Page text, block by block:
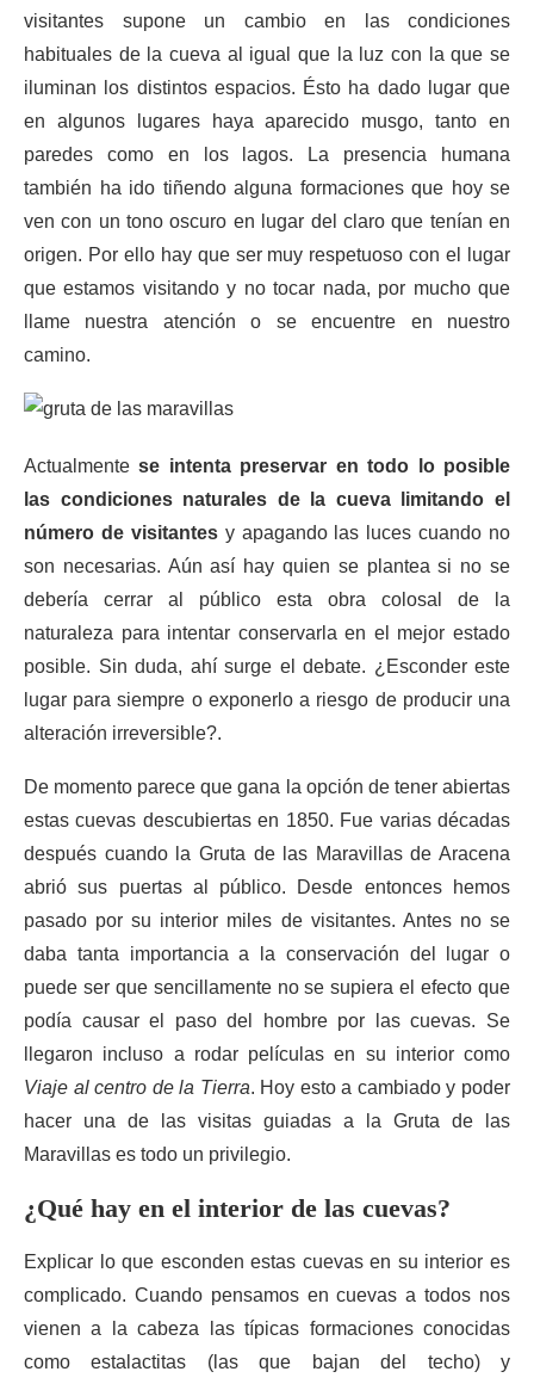
visitantes supone un cambio en las condiciones
habituales de la cueva al igual que la luz con la que se
iluminan los distintos espacios. Ésto ha dado lugar que
en algunos lugares haya aparecido musgo, tanto en
paredes como en los lagos. La presencia humana
también ha ido tiñendo alguna formaciones que hoy se
ven con un tono oscuro en lugar del claro que tenían en
origen. Por ello hay que ser muy respetuoso con el lugar
que estamos visitando y no tocar nada, por mucho que
llame nuestra atención o se encuentre en nuestro
camino.
Actualmentese intenta preservar en todo lo posible
las condiciones naturales de la cueva limitando el
número de visitantesy apagando las luces cuando no
son necesarias. Aún así hay quien se plantea si no se
debería cerrar al público esta obra colosal de la
naturaleza para intentar conservarla en el mejor estado
posible. Sin duda, ahí surge el debate. ¿Esconder este
lugar para siempre o exponerlo a riesgo de producir una
alteración irreversible?.
De momento parece que gana la opción de tener abiertas
estas cuevas descubiertas en 1850. Fue varias décadas
después cuando la Gruta de las Maravillas de Aracena
abrió sus puertas al público. Desde entonces hemos
pasado por su interior miles de visitantes. Antes no se
daba tanta importancia a la conservación del lugar o
puede ser que sencillamente no se supiera el efecto que
podía causar el paso del hombre por las cuevas. Se
llegaron incluso a rodar películas en su interior como
Viaje al centro de la Tierra. Hoy esto a cambiado y poder
hacer una de las visitas guiadas a la Gruta de las
Maravillas es todo un privilegio.
¿Qué hay en el interior de las cuevas?
Explicar lo que esconden estas cuevas en su interior es
complicado. Cuando pensamos en cuevas a todos nos
vienen a la cabeza las típicas formaciones conocidas
como estalactitas (las que bajan del techo) y